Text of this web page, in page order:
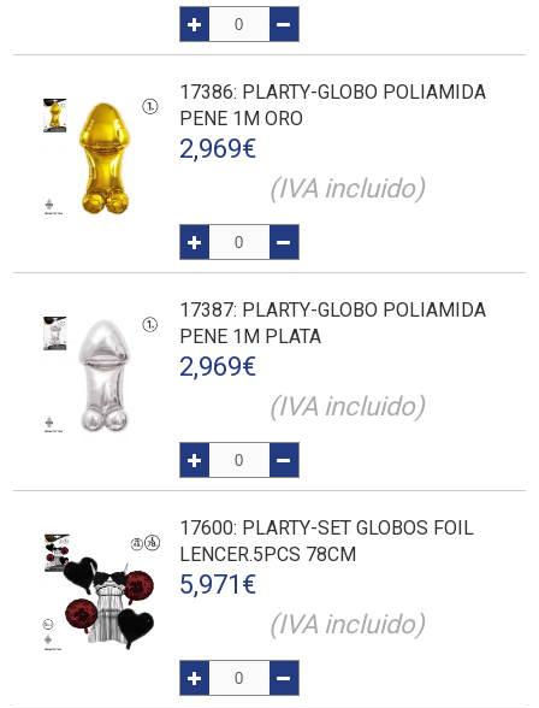
17386: PLARTY-GLOBO POLIAMIDA
PENE 1M ORO
2,969€
(IVA incluido)
17387: PLARTY-GLOBO POLIAMIDA
PENE 1M PLATA
2,969€
(IVA incluido)
17600: PLARTY-SET GLOBOS FOIL
LENCER.5PCS 78CM
5,971 €
(IVA incluido)